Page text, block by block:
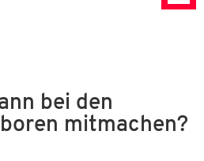
bei den
mitmachen?